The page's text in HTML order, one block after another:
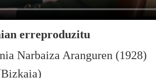
erreproduzitu
Narbaiza Aranguren (1928)